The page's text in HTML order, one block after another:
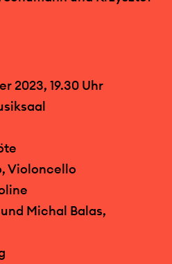
2023, 19.30 Uhr
Violoncello
Michal Balas,